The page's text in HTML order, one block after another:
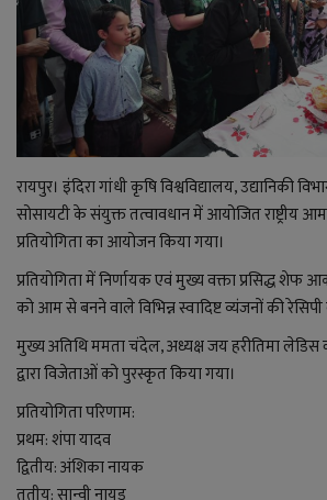
राजनीति
बिजनेस
मनोरंजन
ज्ञान विज्ञान
करिअर
संपादकीय
धर्म
रायपुर। इंदिरा गांधी कृषि विश्वविद्यालय, उद्यानिकी
सोसायटी के संयुक्त तत्वावधान में आयोजित राष्ट्रीय
प्रतियोगिता का आयोजन किया गया।
प्रतियोगिता में निर्णायक एवं मुख्य वक्ता प्रसिद्ध शेफ
को आम से बनने वाले विभिन्न स्वादिष्ट व्यंजनों की रेसिपी
मुख्य अतिथि ममता चंदेल, अध्यक्ष जय हरीतिमा
द्वारा विजेताओं को पुरस्कृत किया गया।
प्रतियोगिता परिणाम:
प्रथम: शंपा यादव
द्वितीय: अंशिका नायक